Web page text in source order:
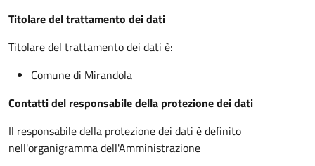
Titolare del trattamento dei dati
Titolare del trattamento dei dati è:
Comune di Mirandola
Contatti del responsabile della protezione dei dati
Il responsabile della protezione dei dati è definito
nell'organigramma dell'Amministrazione